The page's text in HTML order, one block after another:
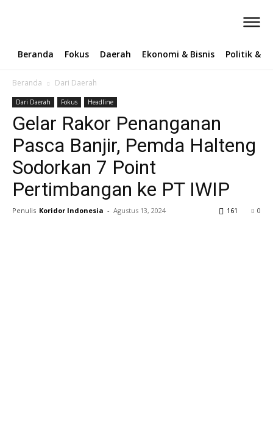
Beranda Fokus Daerah Ekonomi & Bisnis Politik &
Beranda Dari Daerah
Dari Daerah Fokus Headline
Gelar Rakor Penanganan
Pasca Banjir, Pemda Halteng
Sodorkan 7 Point
Pertimbangan ke PT IWIP
Penulis Koridor Indonesia - Agustus 13, 2024 0
161